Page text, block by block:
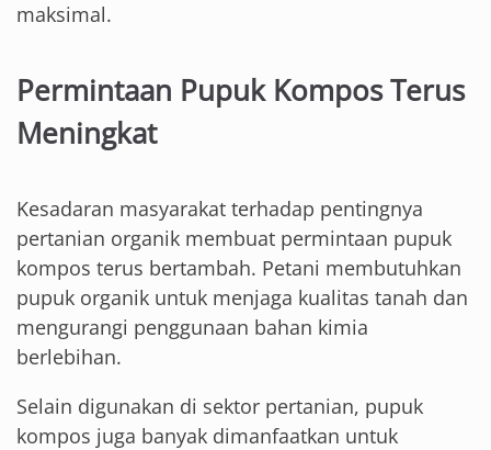
maksimal.
Permintaan Pupuk Kompos Terus
Meningkat
Kesadaran masyarakat terhadap pentingnya
pertanian organik membuat permintaan pupuk
kompos terus bertambah. Petani membutuhkan
pupuk organik untuk menjaga kualitas tanah dan
mengurangi penggunaan bahan kimia
berlebihan.
Selain digunakan di sektor pertanian, pupuk
kompos juga banyak dimanfaatkan untuk